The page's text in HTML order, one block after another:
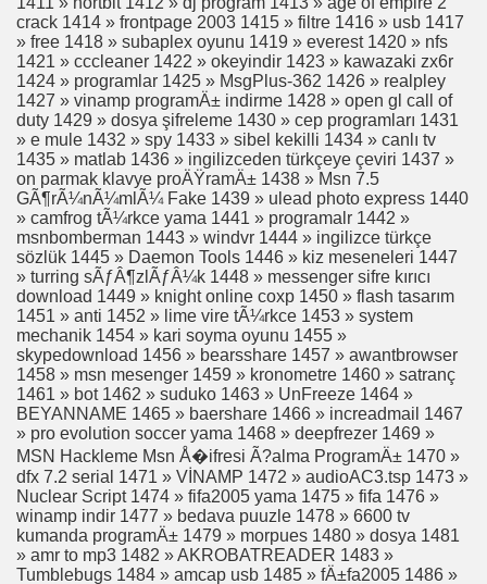
crack 1414 » frontpage 2003 1415 » filtre 1416 » usb 1417
» free 1418 » subaplex oyunu 1419 » everest 1420 » nfs
1421 » cccleaner 1422 » okeyindir 1423 » kawazaki zx6r
1424 » programlar 1425 » MsgPlus-362 1426 » realpley
1427 » vinamp programÄ± indirme 1428 » open gl call of
duty 1429 » dosya şifreleme 1430 » cep programları 1431
» e mule 1432 » spy 1433 » sibel kekilli 1434 » canlı tv
1435 » matlab 1436 » ingilizceden türkçeye çeviri 1437 »
on parmak klavye proÄŸramÄ± 1438 » Msn 7.5
GÃ¶rÃ¼nÃ¼mlÃ¼ Fake 1439 » ulead photo express 1440
» camfrog tÃ¼rkce yama 1441 » programalr 1442 »
msnbomberman 1443 » windvr 1444 » ingilizce türkçe
sözlük 1445 » Daemon Tools 1446 » kiz meseneleri 1447
» turring sÃƒÂ¶zlÃƒÂ¼k 1448 » messenger sifre kırıcı
download 1449 » knight online coxp 1450 » flash tasarım
1451 » anti 1452 » lime vire tÃ¼rkce 1453 » system
mechanik 1454 » kari soyma oyunu 1455 »
skypedownload 1456 » bearsshare 1457 » awantbrowser
1458 » msn mesenger 1459 » kronometre 1460 » satranç
1461 » bot 1462 » suduko 1463 » UnFreeze 1464 »
BEYANNAME 1465 » baershare 1466 » increadmail 1467
» pro evolution soccer yama 1468 » deepfrezer 1469 »
MSN Hackleme Msn Å�ifresi Ã?alma ProgramÄ± 1470 »
dfx 7.2 serial 1471 » VİNAMP 1472 » audioAC3.tsp 1473 »
Nuclear Script 1474 » fifa2005 yama 1475 » fifa 1476 »
winamp indir 1477 » bedava puuzle 1478 » 6600 tv
kumanda programÄ± 1479 » morpues 1480 » dosya 1481
» amr to mp3 1482 » AKROBATREADER 1483 »
Tumblebugs 1484 » amcap usb 1485 » fÄ±fa2005 1486 »
UYUMU NASIL OLMALI
GÜZEL EN MANALI RESİM
HERŞEY
İZLE AROG